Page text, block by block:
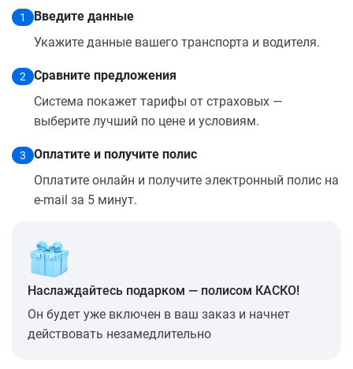
1
Введите данные
Укажите данные вашего транспорта и водителя.
2
Сравните предложения
Система покажет тарифы от страховых —
выберите лучший по цене и условиям.
3
Оплатите и получите полис
Оплатите онлайн и получите электронный полис на
e-mail за 5 минут.
Наслаждайтесь подарком — полисом КАСКО!
Он будет уже включен в ваш заказ и начнет
действовать незамедлительно